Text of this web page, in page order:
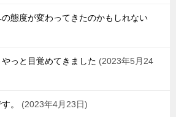
態度が変わってきたのかもしれない
っと目覚めてきました
2023年5月24
。 2023年4月23日